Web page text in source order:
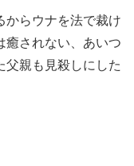
からウナを法で裁け
癒されない、あいつ
父親も見殺しにした